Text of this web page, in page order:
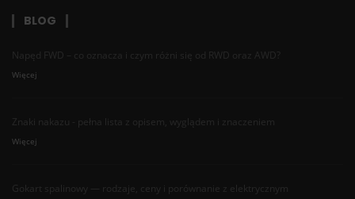
BLOG
Napęd FWD – co oznacza i czym różni się od RWD oraz AWD?
Więcej
Znaki nakazu - pełna lista z opisem, wyglądem i znaczeniem
Więcej
Gokart spalinowy — rodzaje, ceny i porównanie z elektrycznym